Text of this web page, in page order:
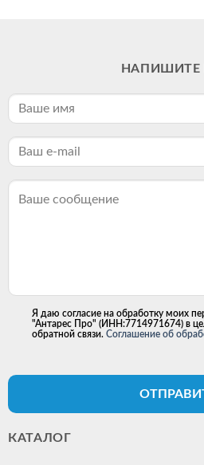
НАПИШИТЕ
Я даю согласие на обработку моих
"Антарес Про" (ИНН:7714971674) в
обратной связи. Соглашение об
КАТАЛОГ